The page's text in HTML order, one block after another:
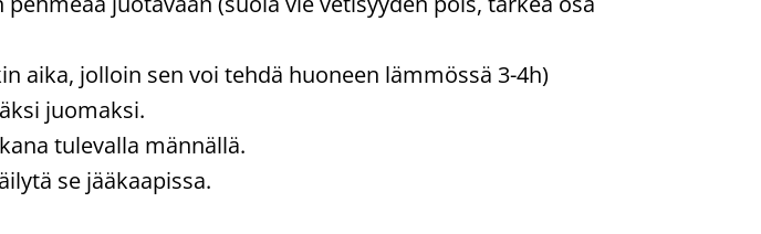
aika, jolloin sen voi tehdä huoneen lämmössä 3-4h)
juomaksi.
tulevalla männällä.
se jääkaapissa.